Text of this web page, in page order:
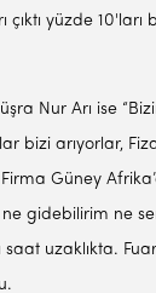
çıktı yüzde
Nur Arı ise
bizi arıyorlar,
Güney
gidebilirim ne
uzaklıkta.